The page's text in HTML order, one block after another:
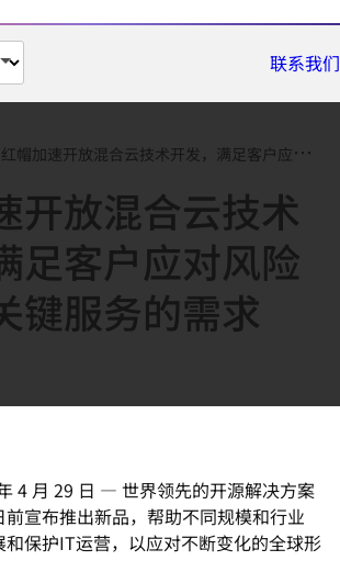
联系我们
红帽加速开放混合云技术开发，满足客户应对风险和扩展关键服务的需求...
开放混合云技术
足客户应对风险
键服务的需求
4 月 29 日 — 世界领先的开源解决方案
宣布推出新品，帮助不同规模和行业
保护IT运营，以应对不断变化的全球形